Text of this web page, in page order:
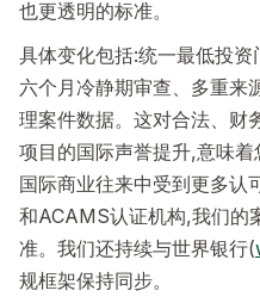
也更透明的标准。
具体变化包括:统一最低投
六个月冷静期审查、多重来
理案件数据。这对合法、财
项目的国际声誉提升,意味着
国际商业往来中受到更多认
和ACAMS认证机构,我们的
准。我们还持续与世界银行(
规框架保持同步。